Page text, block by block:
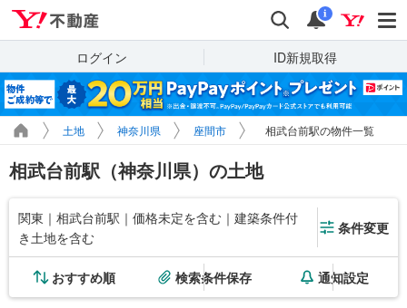
検索 通知
i
ログイン ID新規取得
土地 神奈川県 座間市 相武台前駅の物件一覧
相武台前駅（神奈川県）の土地
関東｜相武台前駅｜価格未定を含む｜建築条件付
き土地を含む
条件変更
おすすめ順 検索条件保存 通知設定